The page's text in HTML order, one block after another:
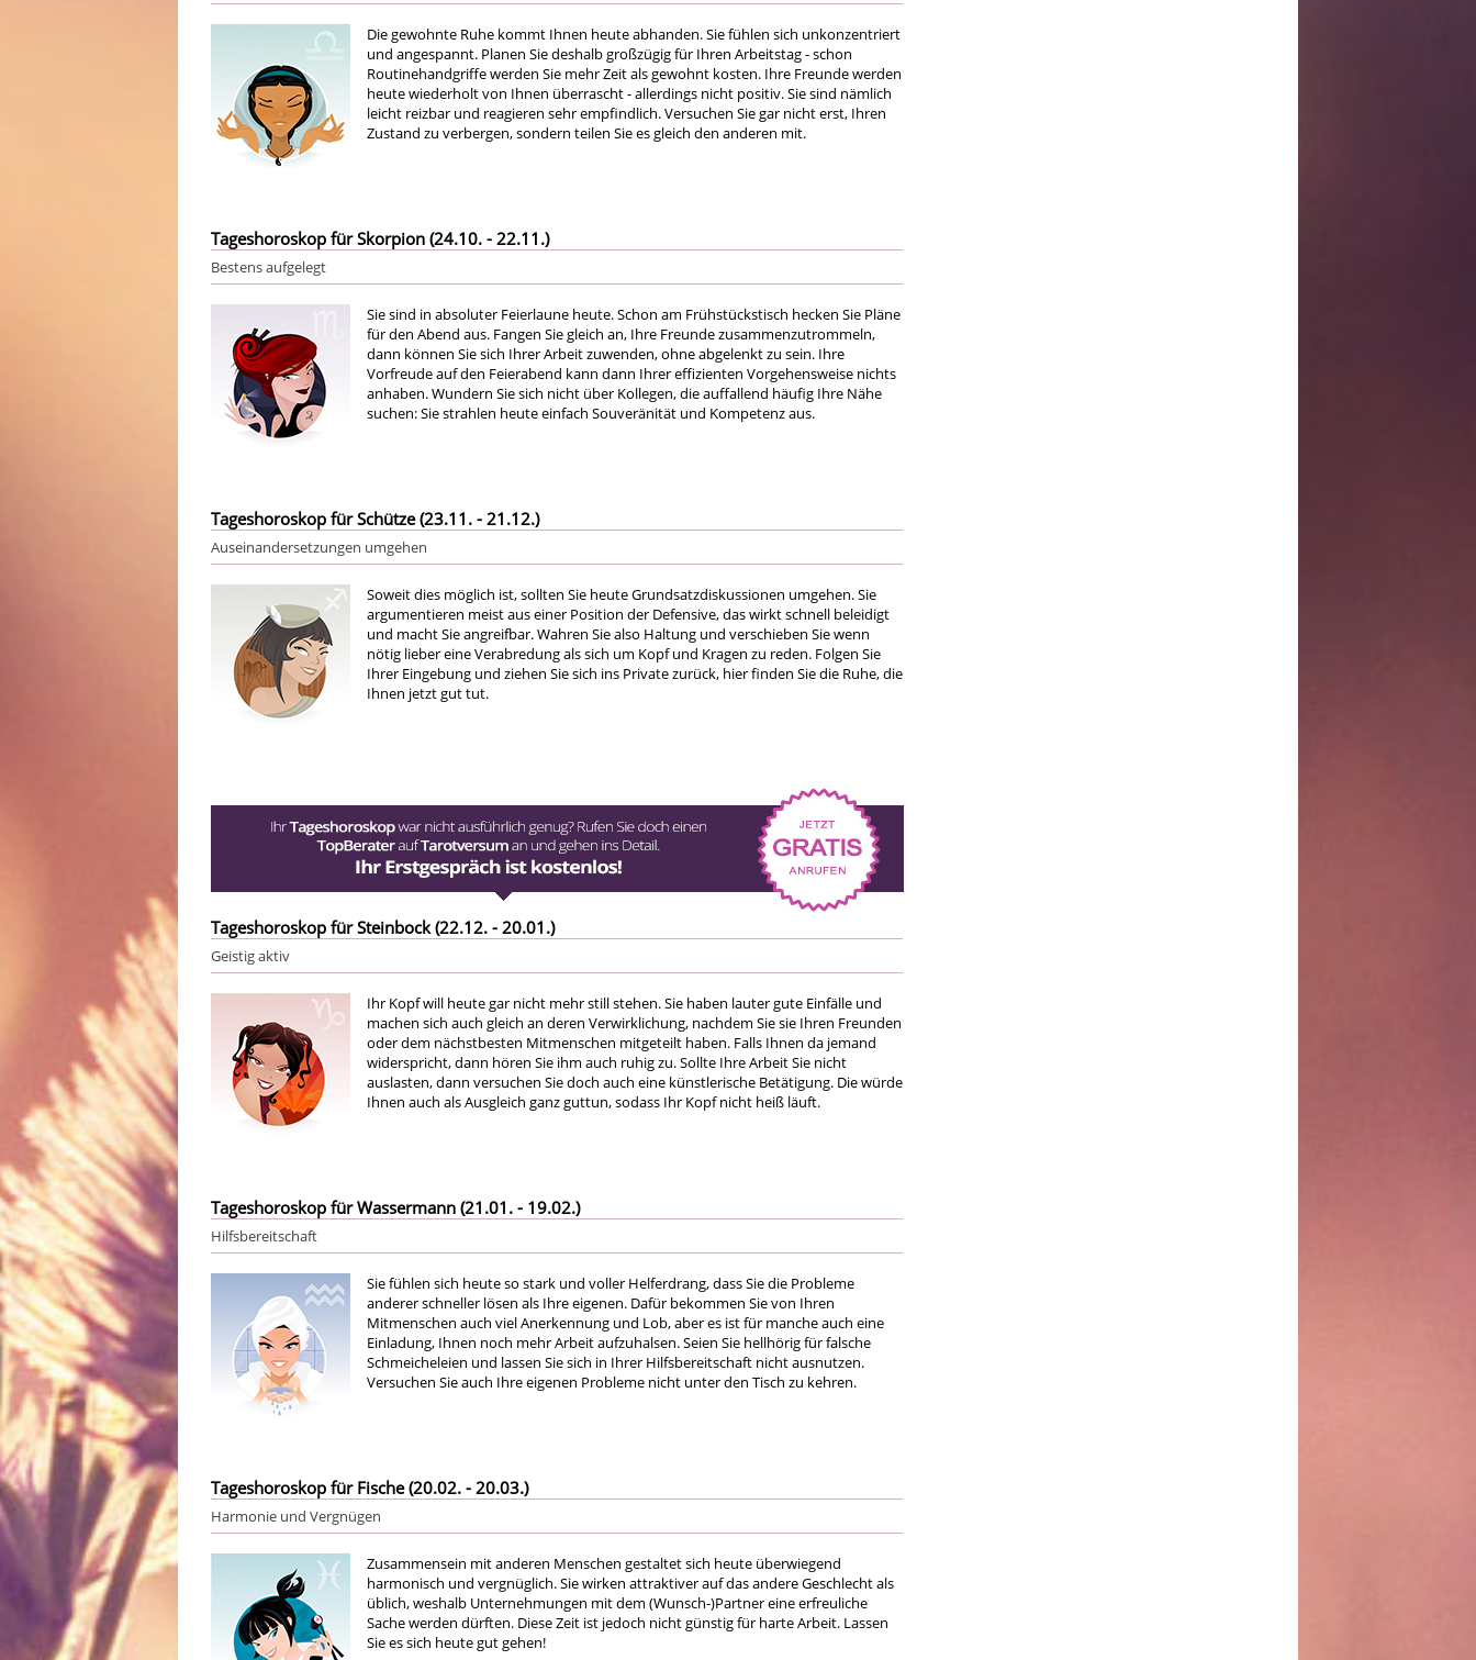
Die gewohnte Ruhe kommt Ihnen heute abhanden. Sie fühlen sich unkonzentriert
und angespannt. Planen Sie deshalb großzügig für Ihren Arbeitstag - schon
Routinehandgriffe werden Sie mehr Zeit als gewohnt kosten. Ihre Freunde werden
heute wiederholt von Ihnen überrascht - allerdings nicht positiv. Sie sind nämlich
leicht reizbar und reagieren sehr empfindlich. Versuchen Sie gar nicht erst, Ihren
Zustand zu verbergen, sondern teilen Sie es gleich den anderen mit.
Tageshoroskop für Skorpion (24.10. - 22.11.)
Bestens aufgelegt
Sie sind in absoluter Feierlaune heute. Schon am Frühstückstisch hecken Sie Pläne
für den Abend aus. Fangen Sie gleich an, Ihre Freunde zusammenzutrommeln,
dann können Sie sich Ihrer Arbeit zuwenden, ohne abgelenkt zu sein. Ihre
Vorfreude auf den Feierabend kann dann Ihrer effizienten Vorgehensweise nichts
anhaben. Wundern Sie sich nicht über Kollegen, die auffallend häufig Ihre Nähe
suchen: Sie strahlen heute einfach Souveränität und Kompetenz aus.
Tageshoroskop für Schütze (23.11. - 21.12.)
Auseinandersetzungen umgehen
Soweit dies möglich ist, sollten Sie heute Grundsatzdiskussionen umgehen. Sie
argumentieren meist aus einer Position der Defensive, das wirkt schnell beleidigt
und macht Sie angreifbar. Wahren Sie also Haltung und verschieben Sie wenn
nötig lieber eine Verabredung als sich um Kopf und Kragen zu reden. Folgen Sie
Ihrer Eingebung und ziehen Sie sich ins Private zurück, hier finden Sie die Ruhe, die
Ihnen jetzt gut tut.
Tageshoroskop für Steinbock (22.12. - 20.01.)
Geistig aktiv
Ihr Kopf will heute gar nicht mehr still stehen. Sie haben lauter gute Einfälle und
machen sich auch gleich an deren Verwirklichung, nachdem Sie sie Ihren Freunden
oder dem nächstbesten Mitmenschen mitgeteilt haben. Falls Ihnen da jemand
widerspricht, dann hören Sie ihm auch ruhig zu. Sollte Ihre Arbeit Sie nicht
auslasten, dann versuchen Sie doch auch eine künstlerische Betätigung. Die würde
Ihnen auch als Ausgleich ganz guttun, sodass Ihr Kopf nicht heiß läuft.
Tageshoroskop für Wassermann (21.01. - 19.02.)
Hilfsbereitschaft
Sie fühlen sich heute so stark und voller Helferdrang, dass Sie die Probleme
anderer schneller lösen als Ihre eigenen. Dafür bekommen Sie von Ihren
Mitmenschen auch viel Anerkennung und Lob, aber es ist für manche auch eine
Einladung, Ihnen noch mehr Arbeit aufzuhalsen. Seien Sie hellhörig für falsche
Schmeicheleien und lassen Sie sich in Ihrer Hilfsbereitschaft nicht ausnutzen.
Versuchen Sie auch Ihre eigenen Probleme nicht unter den Tisch zu kehren.
Tageshoroskop für Fische (20.02. - 20.03.)
Harmonie und Vergnügen
Zusammensein mit anderen Menschen gestaltet sich heute überwiegend
harmonisch und vergnüglich. Sie wirken attraktiver auf das andere Geschlecht als
üblich, weshalb Unternehmungen mit dem (Wunsch-)Partner eine erfreuliche
Sache werden dürften. Diese Zeit ist jedoch nicht günstig für harte Arbeit. Lassen
Sie es sich heute gut gehen!